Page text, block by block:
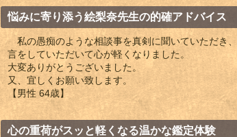
悩みに寄り添う絵梨奈先生の的確アドバイス
私の愚痴のような相談事を真剣に聞いていただき
言をしていただいて心が軽くなりました。
大変ありがとうございました。
又、宜しくお願い致します。
【男性 64歳】
心の重荷がスッと軽くなる温かな鑑定体験